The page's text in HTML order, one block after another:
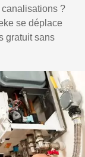
?
se déplace
gratuit sans